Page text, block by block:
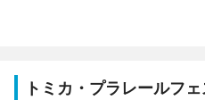
トミカ・プラレールフ